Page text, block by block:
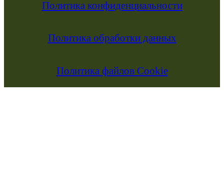
Политика конфиденциальности
Политика обработки данных
Политика файлов Cookie